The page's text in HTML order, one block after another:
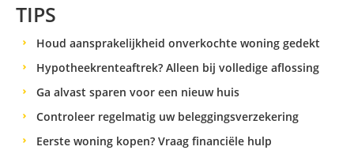
TIPS
Houd aansprakelijkheid onverkochte woning gedekt
Hypotheekrenteaftrek? Alleen bij volledige aflossing
Ga alvast sparen voor een nieuw huis
Controleer regelmatig uw beleggingsverzekering
Eerste woning kopen? Vraag financiële hulp